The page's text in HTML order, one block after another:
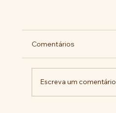
Comentários
Escreva um comentário